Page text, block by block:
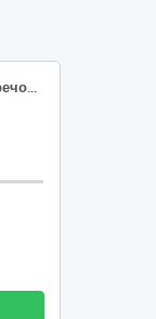
24320000-3 Основні органічні хімічні речовини Кислота щавлева (для БудРем)